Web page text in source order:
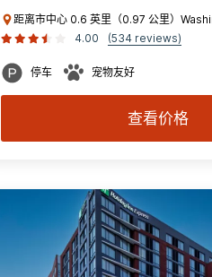
距离市中心 0.6 英里（0.97 公里）
4.00
(534 reviews)
停车 宠物友好
查看价格